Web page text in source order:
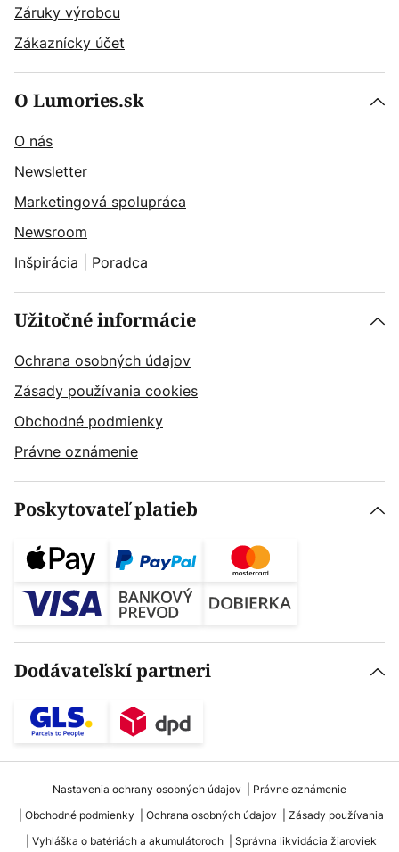
Záruky výrobcu
Zákaznícky účet
O Lumories.sk
O nás
Newsletter
Marketingová spolupráca
Newsroom
Inšpirácia
Poradca
Užitočné informácie
Ochrana osobných údajov
Zásady používania cookies
Obchodné podmienky
Právne oznámenie
Poskytovateľ platieb
Dodávateľskí partneri
Nastavenia ochrany osobných údajov
Právne oznámenie
Obchodné podmienky
Ochrana osobných údajov
Zásady používania
Vyhláška o batériách a akumulátoroch
Správna likvidácia žiaroviek